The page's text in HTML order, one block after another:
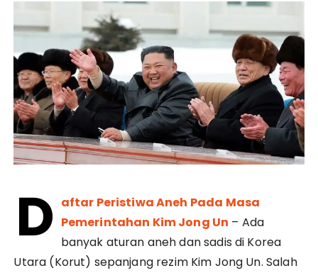
D aftar Peristiwa Aneh Pada Masa
Pemerintahan Kim Jong Un – Ada
banyak aturan aneh dan sadis di Korea
Utara (Korut) sepanjang rezim Kim Jong Un. Salah